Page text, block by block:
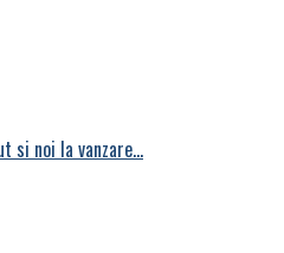
si noi la vanzare…